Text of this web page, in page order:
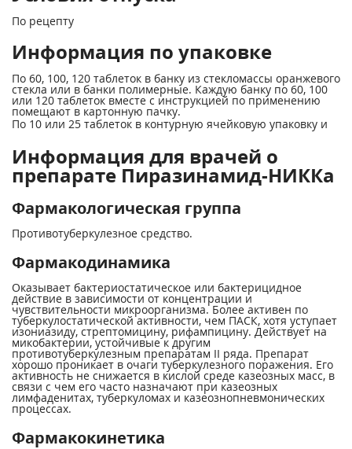
По рецепту
Информация по упаковке
По 60, 100, 120 таблеток в банку из стекломассы оранжевого
стекла или в банки полимерные. Каждую банку по 60, 100
или 120 таблеток вместе с инструкцией по применению
помещают в картонную пачку.
По 10 или 25 таблеток в контурную ячейковую упаковку и
Информация для врачей о
препарате Пиразинамид-НИККа
Фармакологическая группа
Противотуберкулезное средство.
Фармакодинамика
Оказывает бактериостатическое или бактерицидное
действие в зависимости от концентрации и
чувствительности микроорганизма. Более активен по
туберкулостатической активности, чем ПАСК, хотя уступает
изониазиду, стрептомицину, рифампицину. Действует на
микобактерии, устойчивые к другим
противотуберкулезным препаратам II ряда. Препарат
хорошо проникает в очаги туберкулезного поражения. Его
активность не снижается в кислой среде казеозных масс, в
связи с чем его часто назначают при казеозных
лимфаденитах, туберкуломах и казеознопневмонических
процессах.
Фармакокинетика